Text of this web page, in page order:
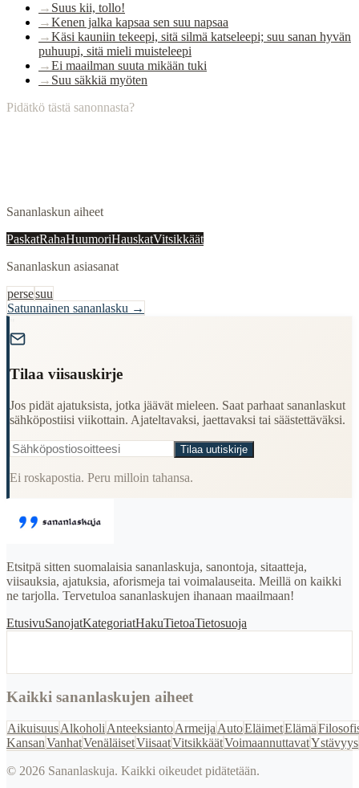
→ Suus kii, tollo!
→Kenen jalka kapsaa sen suu napsaa
→Käsi kauniin tekeepi, sitä silmä katseleepi; suu sanan hyvän
puhuupi, sitä mieli muisteleepi
→Ei maailman suuta mikään tuki
→ Suu säkkiä myöten
Pidätkö tästä sanonnasta?
Sananlaskun aiheet
PaskatRahaHuumoriHauskatVitsikkäät
Sananlaskun asiasanat
persesuu
Satunnainen sananlasku →
Tilaa viisauskirje
Jos pidät ajatuksista, jotka jäävät mieleen. Saat parhaat sananlaskut
sähköpostiisi viikottain. Ajateltavaksi, jaettavaksi tai säästettäväksi.
Tilaa uutiskirje
Ei roskapostia. Peru milloin tahansa.
Etsitpä sitten suomalaisia sananlaskuja, sanontoja, sitaatteja,
viisauksia, ajatuksia, aforismeja tai voimalauseita. Meillä on kaikki
ne tarjolla. Tervetuloa sananlaskujen ihanaan maailmaan!
EtusivuSanojatKategoriatHakuTietoaTietosuoja
Kaikki sananlaskujen aiheet
AikuisuusAlkoholi AnteeksiantoArmeija AutoEläimetElämä
KansanVanhatVenäläisetViisaatVitsikkäätVoimaannuttavatYstävyys
© 2026 Sananlaskuja. Kaikki oikeudet pidätetään.